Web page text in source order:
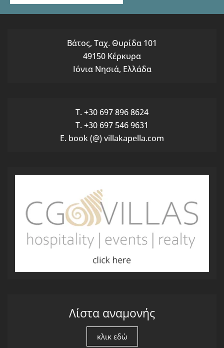
Βάτος, Ταχ. Θυρίδα 101
49150 Κέρκυρα
Ιόνια Νησιά, Ελλάδα
T. +30 697 896 8624
T. +30 697 546 9631
E. book (@) villakapella.com
Λίστα αναμονής
κλικ εδώ